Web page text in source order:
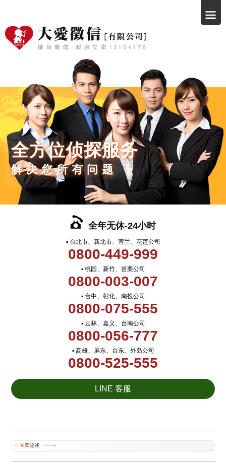
全方位侦探服务
解决您所有问题
全年无休-24小时
▪ 台北市、新北市、宜兰、花莲公司
0800-449-999
▪ 桃园、新竹、苗栗公司
0800-003-007
▪ 台中、彰化、南投公司
0800-075-555
▪ 云林、嘉义、台南公司
0800-056-777
▪ 高雄、屏东、台东、外岛公司
0800-525-555
LINE 客服